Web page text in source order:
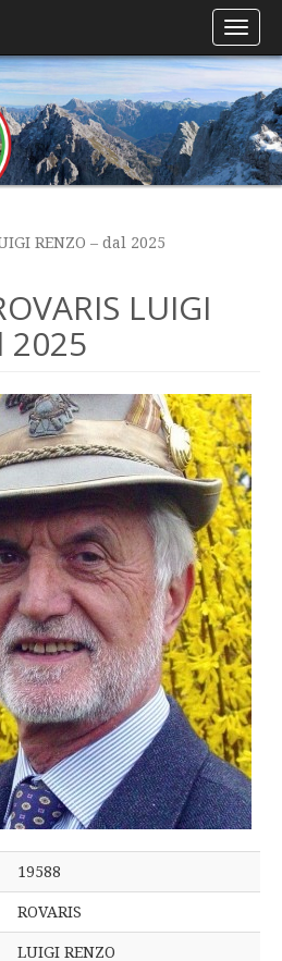
RENZO – dal 2025
LUIGI
2025
19588
ROVARIS
LUIGI RENZO